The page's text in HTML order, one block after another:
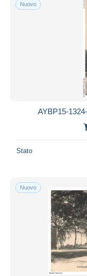
Nuovo
AYBP15-
Stato
Nuovo